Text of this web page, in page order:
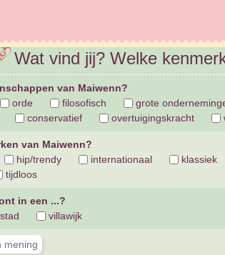
Wat vind jij? Welke
van Maiwenn?
orde filosofisch grote
conservatief overtuigingskracht
van Maiwenn?
hip/trendy internationaal klassiek
tijdloos
in een ...?
stad villawijk